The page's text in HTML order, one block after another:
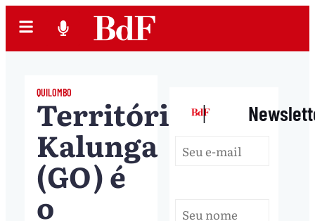
QUILOMBO
Território
Kalunga
(GO) é
o
|